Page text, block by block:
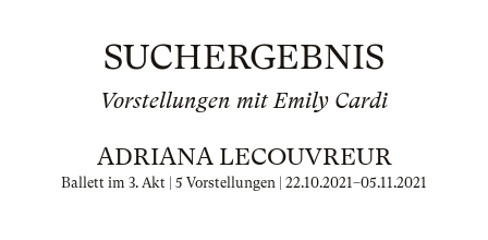
SUCHERGEBNIS
Vorstellungen mit Emily Cardi
ADRIANA LECOUVREUR
Ballett im 3. Akt | 5 Vorstellungen | 22.10.2021–05.11.2021